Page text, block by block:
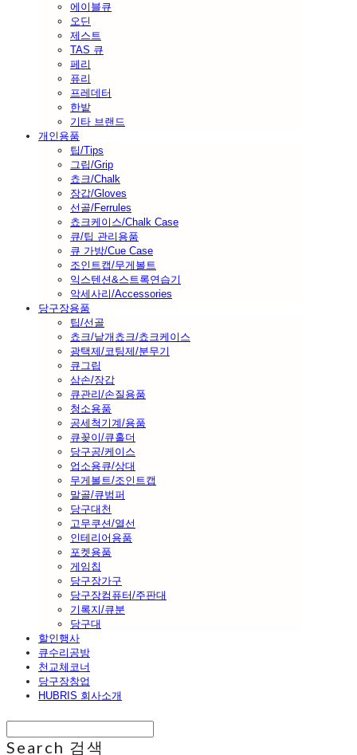
에이블큐
오딘
제스트
TAS 큐
페리
퓨리
프레데터
한밭
기타 브랜드
개인용품
팁/Tips
그립/Grip
쵸크/Chalk
장갑/Gloves
선골/Ferrules
쵸크케이스/Chalk Case
큐/팁 관리용품
큐 가방/Cue Case
조인트캡/무게볼트
익스텐션&스트록연습기
악세사리/Accessories
당구장용품
팁/선골
쵸크/낱개쵸크/쵸크케이스
광택제/코팅제/분무기
큐그립
삼손/장갑
큐관리/손질용품
청소용품
공세척기계/용품
큐꽂이/큐홀더
당구공/케이스
업소용큐/상대
무게볼트/조인트캡
말골/큐범퍼
당구대천
고무쿠션/열선
인테리어용품
포켓용품
게임칩
당구장가구
당구장컴퓨터/주판대
기록지/큐분
당구대
할인행사
큐수리공방
천교체코너
당구장창업
HUBRIS 회사소개
Search 검색